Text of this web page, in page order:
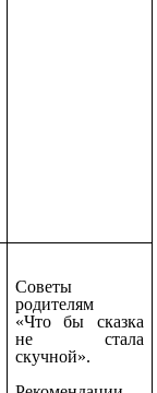
Советы
родителям
«Что бы сказка
не стала
скучной».